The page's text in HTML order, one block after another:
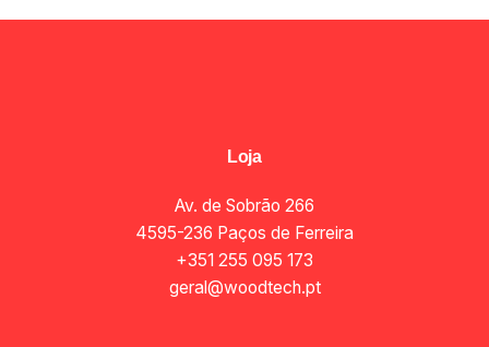
Loja
Av. de Sobrão 266
4595-236 Paços de Ferreira
+351 255 095 173
geral@woodtech.pt